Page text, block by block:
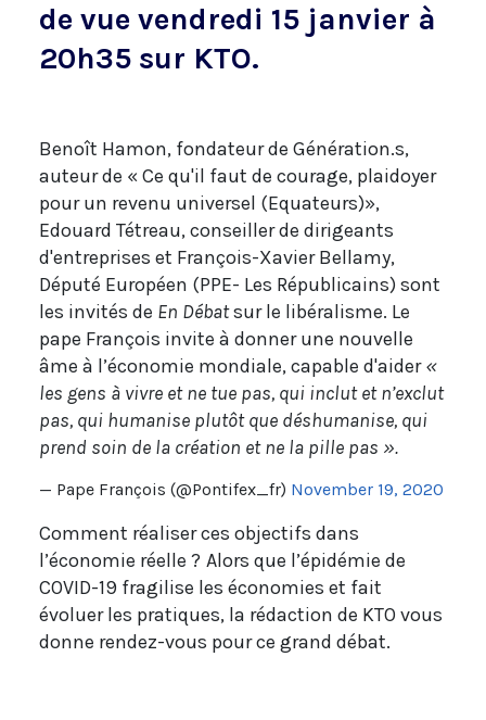
de vue vendredi 15 janvier à
20h35 sur KTO.
Benoît Hamon, fondateur de Génération.s,
auteur de « Ce qu'il faut de courage, plaidoyer
pour un revenu universel (Equateurs)»,
Edouard Tétreau, conseiller de dirigeants
d'entreprises et François-Xavier Bellamy,
Député Européen (PPE- Les Républicains) sont
les invités de En Débatsur le libéralisme. Le
pape François invite à donner une nouvelle
âme à l’économie mondiale, capable d'aider«
les gens à vivre et ne tue pas, qui inclut et n’exclut
pas, qui humanise plutôt que déshumanise, qui
prend soin de la création et ne la pille pas ».
— Pape François (@Pontifex_fr) November 19, 2020
Comment réaliser ces objectifs dans
l’économie réelle ? Alors que l’épidémie de
COVID-19 fragilise les économies et fait
évoluer les pratiques, la rédaction de KTO vous
donne rendez-vous pour ce grand débat.